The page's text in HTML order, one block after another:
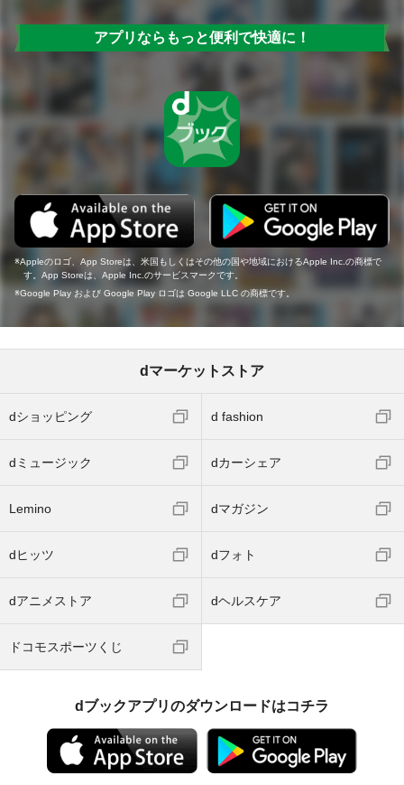
アプリならもっと便利で快適に！
Appleのロゴ、App Storeは、米国もしくはその他の国や地域におけるApple Inc.の商標で
す。App Storeは、Apple Inc.のサービスマークです。
Google Play および Google Play ロゴは Google LLC の商標です。
dマーケットストア
dショッピング d fashion
dミュージック dカーシェア
Lemino dマガジン
dヒッツ dフォト
dアニメストア dヘルスケア
ドコモスポーツくじ
dブックアプリのダウンロードはコチラ